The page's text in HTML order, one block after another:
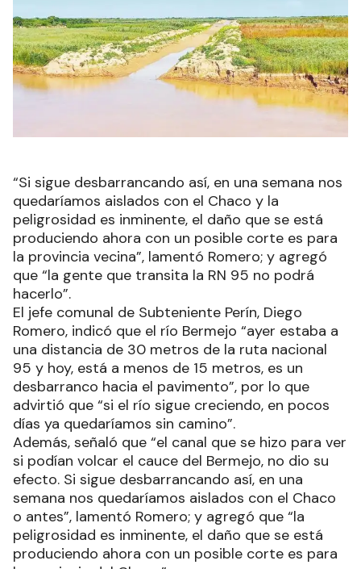
“Si sigue desbarrancando así, en una semana nos
quedaríamos aislados con el Chaco y la
peligrosidad es inminente, el daño que se está
produciendo ahora con un posible corte es para
la provincia vecina”, lamentó Romero; y agregó
que “la gente que transita la RN 95 no podrá
hacerlo”.
El jefe comunal de Subteniente Perín, Diego
Romero, indicó que el río Bermejo “ayer estaba a
una distancia de 30 metros de la ruta nacional
95 y hoy, está a menos de 15 metros, es un
desbarranco hacia el pavimento”, por lo que
advirtió que “si el río sigue creciendo, en pocos
días ya quedaríamos sin camino”.
Además, señaló que “el canal que se hizo para ver
si podían volcar el cauce del Bermejo, no dio su
efecto. Si sigue desbarrancando así, en una
semana nos quedaríamos aislados con el Chaco
o antes”, lamentó Romero; y agregó que “la
peligrosidad es inminente, el daño que se está
produciendo ahora con un posible corte es para